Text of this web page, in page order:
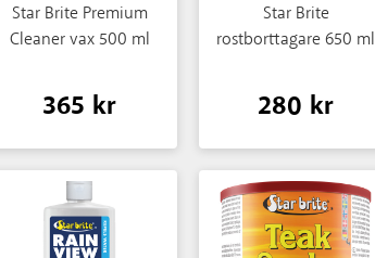
Star Brite Premium
Cleaner vax 500 ml
365 kr
Star Brite
rostborttagare 650 ml
280 kr